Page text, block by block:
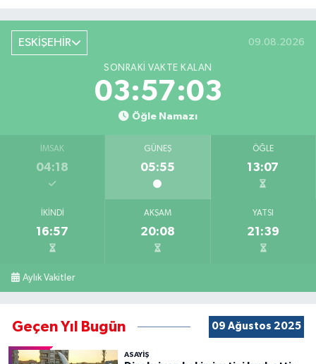
ESKİŞEHİR 09.08.2026
SONRAKI VAKTE KALAN
03:57:02
Öğle Namazı
İMSAK
04:18
GÜNEŞ
05:55
ÖĞLE
13:07
İKINDI
16:57
AKŞAM
20:08
YATSI
21:39
Aylık Vakitler
Geçen Yıl Bugün 09 Ağustos 2025
ASAYİŞ